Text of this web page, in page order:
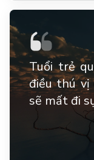
Tuổi trẻ
điều thú vị
sẽ mất đi